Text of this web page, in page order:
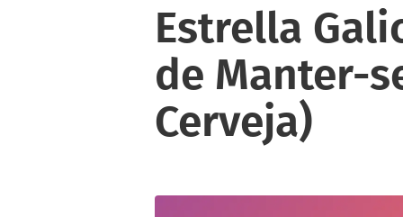
Estrella
de Manter-
Cerveja)